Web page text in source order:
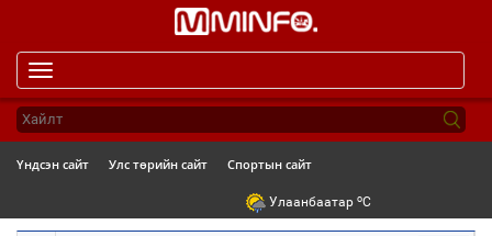
navigation
Үндсэн сайт Улс төрийн сайт Спортын сайт
Улаанбаатар oC